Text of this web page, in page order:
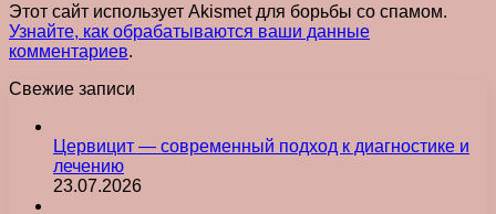
Этот сайт использует Akismet для борьбы со спамом.
Узнайте, как обрабатываются ваши данные
комментариев.
Свежие записи
Цервицит — современный подход к диагностике и
лечению
23.07.2026